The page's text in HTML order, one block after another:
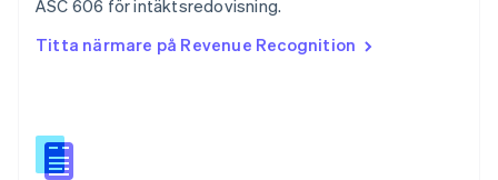
ASC 606 för intäktsredovisning.
Titta närmare på Revenue Recognition
English
Español
Storbritannien